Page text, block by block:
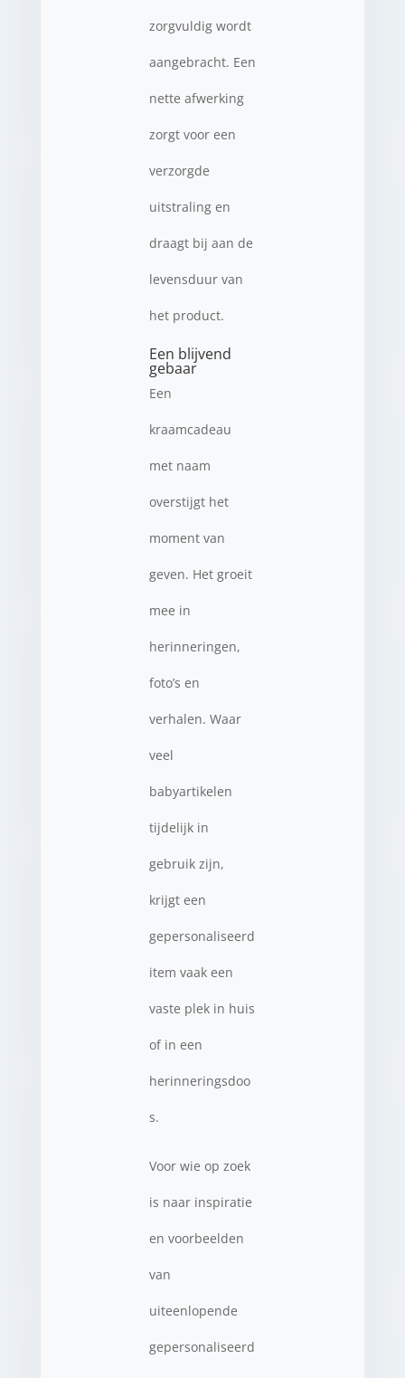
zorgvuldig wordt
aangebracht. Een
nette afwerking
zorgt voor een
verzorgde
uitstraling en
draagt bij aan de
levensduur van
het product.
Een blijvend
gebaar
Een
kraamcadeau
met naam
overstijgt het
moment van
geven. Het groeit
mee in
herinneringen,
foto’s en
verhalen. Waar
veel
babyartikelen
tijdelijk in
gebruik zijn,
krijgt een
gepersonaliseerd
item vaak een
vaste plek in huis
of in een
herinneringsdoo
s.
Voor wie op zoek
is naar inspiratie
en voorbeelden
van
uiteenlopende
gepersonaliseerd